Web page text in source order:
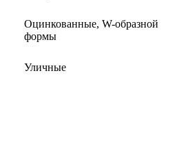
Оцинкованные, W-образной
формы
Уличные